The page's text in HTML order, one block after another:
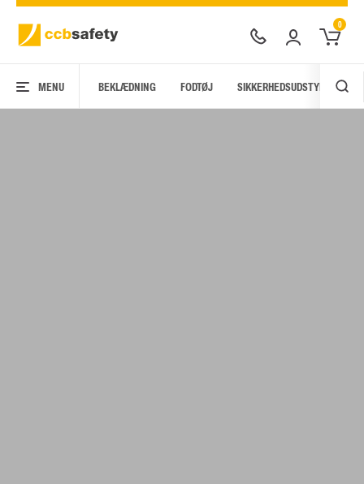
0
MENU BEKLÆDNING FODTØJ SIKKERHEDSUDSTYR